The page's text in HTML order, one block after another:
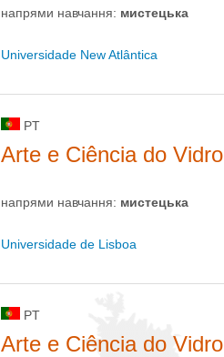
напрями навчання: мистецькa
Universidade New Atlântica
PT
Arte e Ciência do Vidro
напрями навчання: мистецькa
Universidade de Lisboa
PT
Arte e Ciência do Vidro